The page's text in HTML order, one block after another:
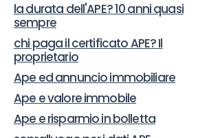
la durata dell'APE? 10 anni quasi
sempre
chi paga il certificato APE? Il
proprietario
Ape ed annuncio immobiliare
Ape e valore immobile
Ape e risparmio in bolletta